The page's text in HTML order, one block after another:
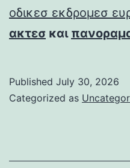
οδικεσ εκδρομεσ
ακτεσ και
Published July 30, 2026
Categorized as